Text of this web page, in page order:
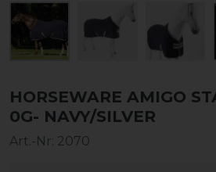
HORSEWARE AMIGO
0G- NAVY/SILVER
Art.-Nr: 2070